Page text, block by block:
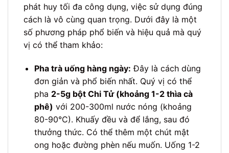
phát huy tối đa công dụng, việc sử dụng đúng
cách là vô cùng quan trọng. Dưới đây là một
số phương pháp phổ biến và hiệu quả mà quý
vị có thể tham khảo:
Pha trà uống hàng ngày: Đây là cách dùng
đơn giản và phổ biến nhất. Quý vị có thể
pha 2-5g bột Chi Tử (khoảng 1-2 thìa cà
phê) với 200-300ml nước nóng (khoảng
80-90°C). Khuấy đều và để lắng, sau đó
thưởng thức. Có thể thêm một chút mật
ong hoặc đường phèn nếu muốn. Uống 1-2